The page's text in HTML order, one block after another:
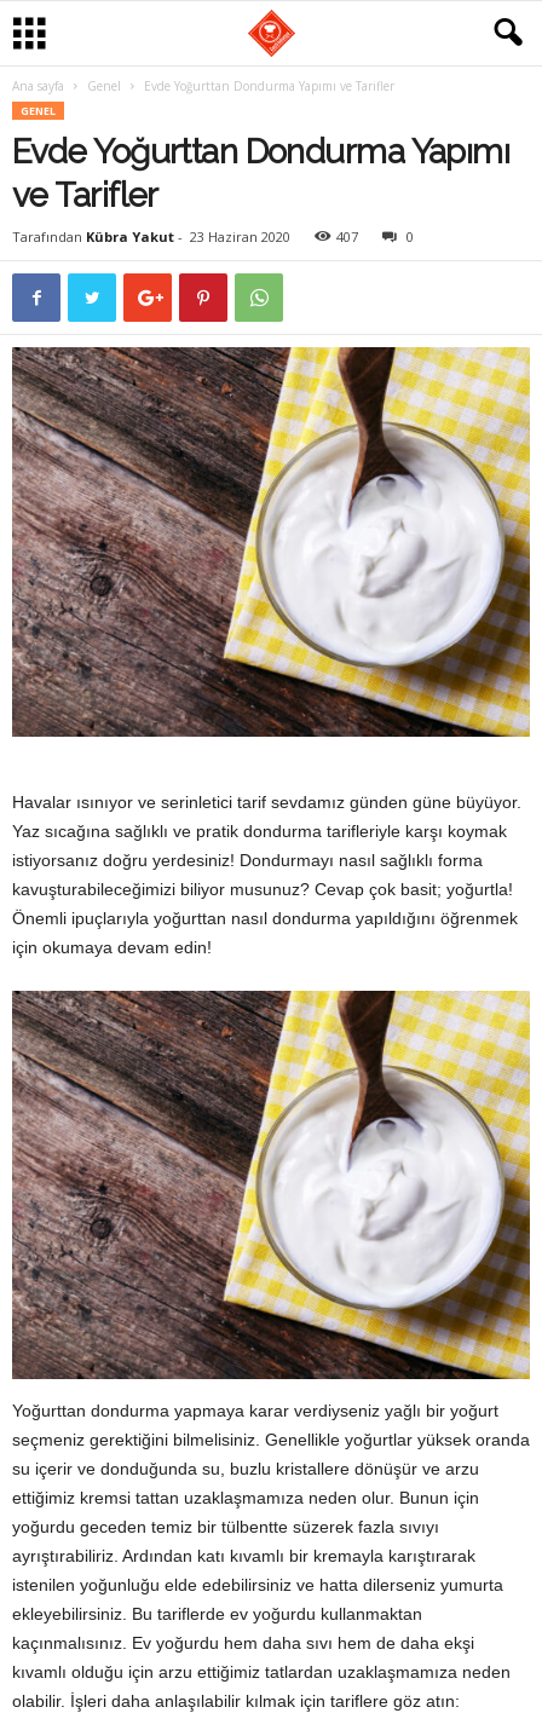
Ana sayfa Genel Evde Yoğurttan Dondurma Yapımı ve Tarifler
GENEL
Evde Yoğurttan Dondurma Yapımı
ve Tarifler
Tarafından Kübra Yakut - 23 Haziran 2020 407 0
Havalar ısınıyor ve serinletici tarif sevdamız günden güne büyüyor.
Yaz sıcağına sağlıklı ve pratik dondurma tarifleriyle karşı koymak
istiyorsanız doğru yerdesiniz! Dondurmayı nasıl sağlıklı forma
kavuşturabileceğimizi biliyor musunuz? Cevap çok basit; yoğurtla!
Önemli ipuçlarıyla yoğurttan nasıl dondurma yapıldığını öğrenmek
için okumaya devam edin!
Yoğurttan dondurma yapmaya karar verdiyseniz yağlı bir yoğurt
seçmeniz gerektiğini bilmelisiniz. Genellikle yoğurtlar yüksek oranda
su içerir ve donduğunda su, buzlu kristallere dönüşür ve arzu
ettiğimiz kremsi tattan uzaklaşmamıza neden olur. Bunun için
yoğurdu geceden temiz bir tülbentte süzerek fazla sıvıyı
ayrıştırabiliriz. Ardından katı kıvamlı bir kremayla karıştırarak
istenilen yoğunluğu elde edebilirsiniz ve hatta dilerseniz yumurta
ekleyebilirsiniz. Bu tariflerde ev yoğurdu kullanmaktan
kaçınmalısınız. Ev yoğurdu hem daha sıvı hem de daha ekşi
kıvamlı olduğu için arzu ettiğimiz tatlardan uzaklaşmamıza neden
olabilir. İşleri daha anlaşılabilir kılmak için tariflere göz atın: